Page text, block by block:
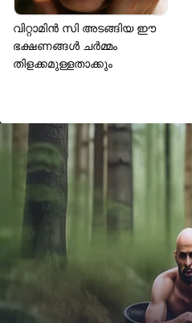
വിറ്റാമിൻ സി അടങ്ങിയ ഈ
ഭക്ഷണങ്ങൾ ചർമ്മം
തിളക്കമുള്ളതാക്കും